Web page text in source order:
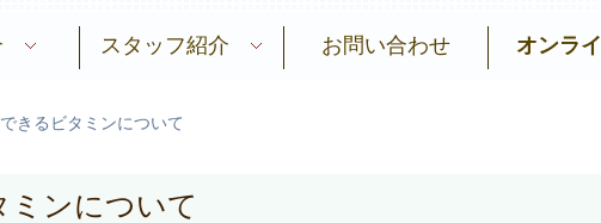
スタッフ紹介 お問い合わせ オンラ
きるビタミンについて
ミンについて